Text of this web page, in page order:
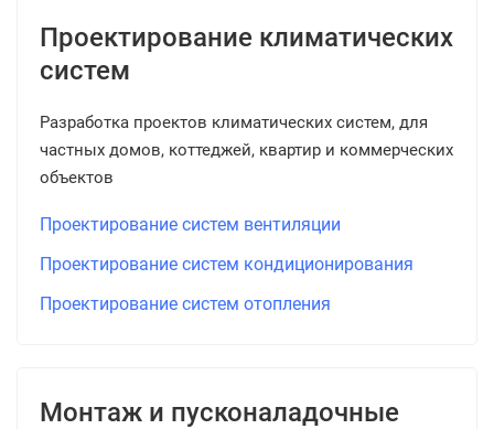
Проектирование климатических
систем
Разработка проектов климатических систем, для
частных домов, коттеджей, квартир и коммерческих
объектов
Проектирование систем вентиляции
Проектирование систем кондиционирования
Проектирование систем отопления
Монтаж и пусконаладочные